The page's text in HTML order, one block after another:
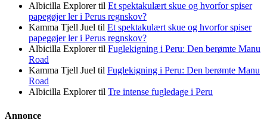
Albicilla Explorertil Et spektakulært skue og hvorfor spiser
papegøjer ler i Perus regnskov?
Kamma Tjell Juel til Et spektakulært skue og hvorfor spiser
papegøjer ler i Perus regnskov?
Albicilla Explorertil Fuglekigning i Peru: Den berømte Manu
Road
Kamma Tjell Juel til Fuglekigning i Peru: Den berømte Manu
Road
Albicilla Explorertil Tre intense fugledage i Peru
Annonce